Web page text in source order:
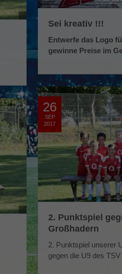
Sei kreativ !!!
Entwerfe das Logo
gewinne Preise im
26
SEP
2017
2. Punktspiel
Großhadern
2. Punktspiel unserer
gegen die U9 des